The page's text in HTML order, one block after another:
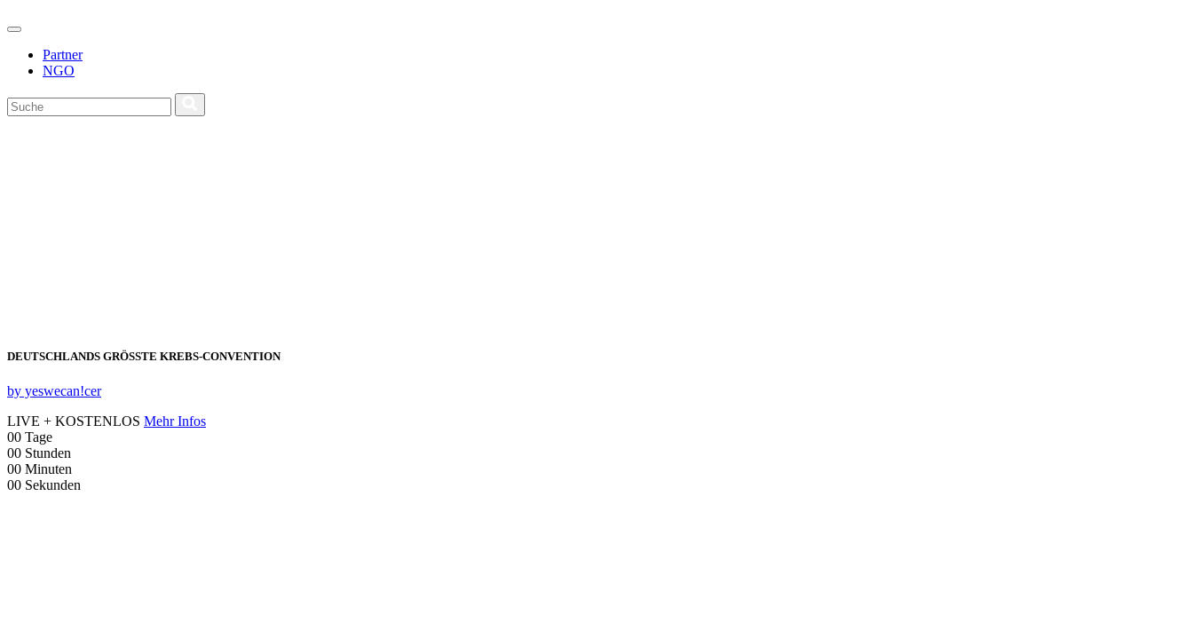
Partner
NGO
DEUTSCHLANDS GRÖSSTE KREBS‑CONVENTION
by yeswecan!cer
LIVE + KOSTENLOS Mehr Infos
00 Tage
00 Stunden
00 Minuten
00 Sekunden